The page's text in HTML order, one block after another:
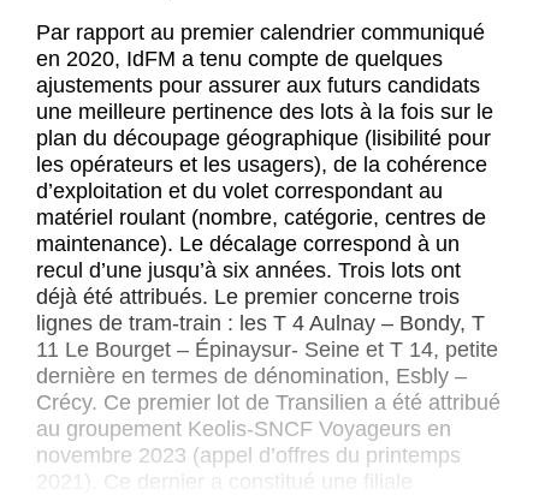
Par rapport au premier calendrier communiqué
en 2020, IdFM a tenu compte de quelques
ajustements pour assurer aux futurs candidats
une meilleure pertinence des lots à la fois sur le
plan du découpage géographique (lisibilité pour
les opérateurs et les usagers), de la cohérence
d’exploitation et du volet correspondant au
matériel roulant (nombre, catégorie, centres de
maintenance). Le décalage correspond à un
recul d’une jusqu’à six années. Trois lots ont
déjà été attribués. Le premier concerne trois
lignes de tram-train : les T 4 Aulnay – Bondy, T
11 Le Bourget – Épinaysur- Seine et T 14, petite
dernière en termes de dénomination, Esbly –
Crécy. Ce premier lot de Transilien a été attribué
au groupement Keolis-SNCF Voyageurs en
novembre 2023 (appel d’offres du printemps
2021). Ce dernier a constitué une filiale